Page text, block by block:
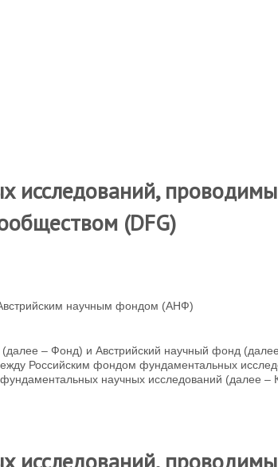
исследований,
(DFG)
научным фондом (АНФ)
– Фонд) и Австрийский научный фонд
Российским фондом фундаментальных
научных исследований (далее –